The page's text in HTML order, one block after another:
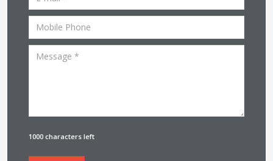
1000 characters left